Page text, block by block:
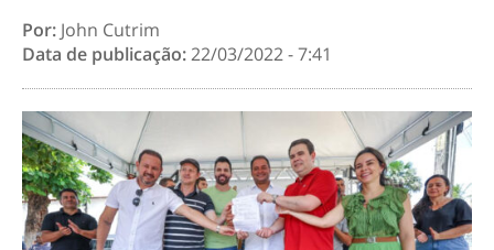
Por: John Cutrim
Data de publicação:22/03/2022 - 7:41